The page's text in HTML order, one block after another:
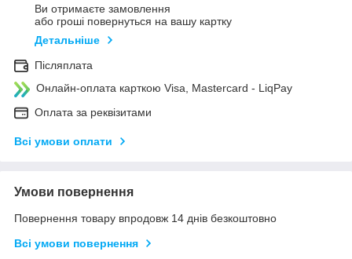
Ви отримаєте замовлення
або гроші повернуться на вашу картку
Детальніше
Післяплата
Онлайн-оплата карткою Visa, Mastercard - LiqPay
Оплата за реквізитами
Всі умови оплати
Умови повернення
Повернення товару впродовж 14 днів безкоштовно
Всі умови повернення